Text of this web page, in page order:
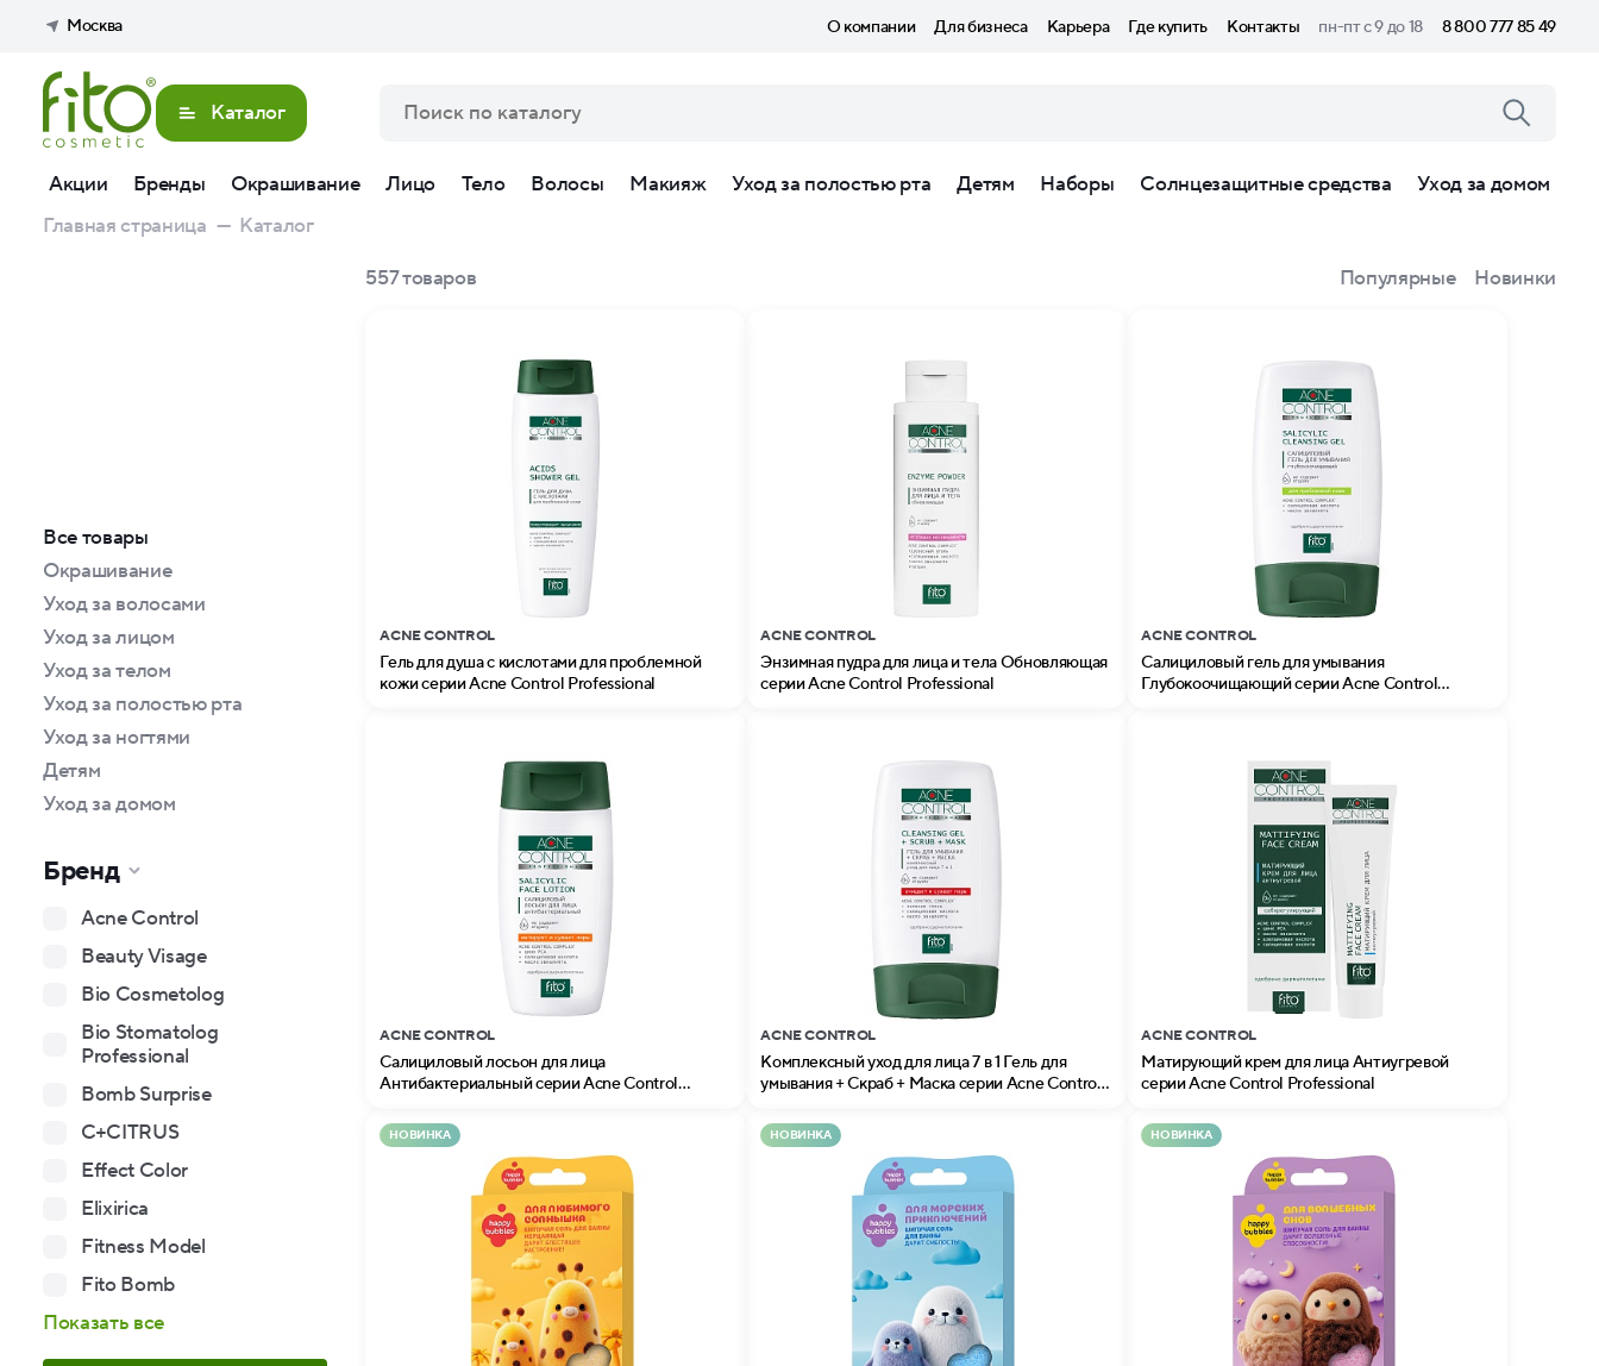
Москва О компании Для бизнеса Карьера Где купить Контакты пн-пт с 9 до 18 8 800 777 85 49
Каталог
Акции Бренды Окрашивание Лицо Тело Волосы Макияж Уход за полостью рта Детям Наборы Солнцезащитные средства
Уход за домом
Главная страница — Каталог
Все товары
Окрашивание
Уход за волосами
Уход за лицом
Уход за телом
Уход за полостью рта
Уход за ногтями
Детям
Уход за домом
Бренд
Acne Control
Beauty Visage
Bio Cosmetolog
Bio Stomatolog
Professional
Bomb Surprise
C+CITRUS
Effect Color
Elixirica
Fitness Model
Fito Bomb
Показать все
557товаров Популярные Новинки
ACNE CONTROL
Гель для душа с кислотами для проблемной
кожи серии Acne Control Professional
ACNE CONTROL
Энзимная пудра для лица и тела Обновляющая
серии Acne Control Professional
ACNE CONTROL
Салициловый гель для умывания
Глубокоочищающий серии Acne Control
ACNE CONTROL
Салициловый лосьон для лица
Антибактериальный серии Acne Control
ACNE CONTROL
Комплексный уход для лица 7 в 1 Гель для
умывания + Скраб + Маска серии Acne Control
ACNE CONTROL
Матирующий крем для лица Антиугревой
серии Acne Control Professional
НОВИНКА НОВИНКА НОВИНКА